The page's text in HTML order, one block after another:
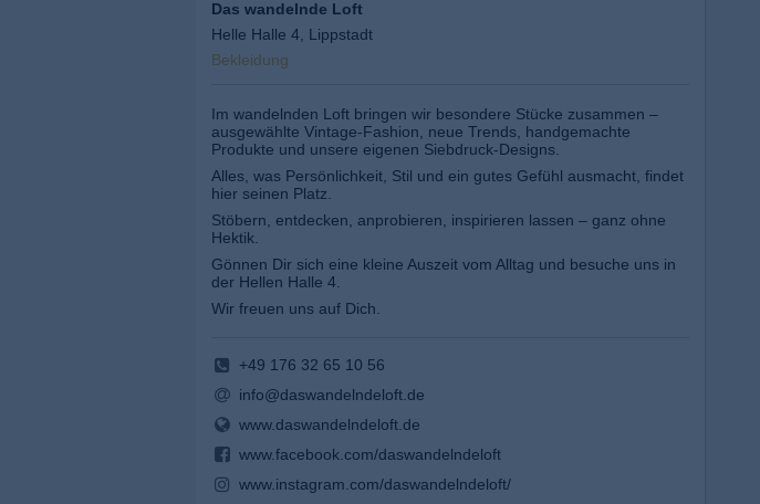
Das wandelnde Loft
Helle Halle 4, Lippstadt
Bekleidung
Im wandelnden Loft bringen wir besondere Stücke zusammen –
ausgewählte Vintage-Fashion, neue Trends, handgemachte
Produkte und unsere eigenen Siebdruck-Designs.
Alles, was Persönlichkeit, Stil und ein gutes Gefühl ausmacht, findet
hier seinen Platz.
Stöbern, entdecken, anprobieren, inspirieren lassen – ganz ohne
Hektik.
Gönnen Dir sich eine kleine Auszeit vom Alltag und besuche uns in
der Hellen Halle 4.
Wir freuen uns auf Dich.
+49 176 32 65 10 56
info@daswandelndeloft.de
www.daswandelndeloft.de
www.facebook.com/daswandelndeloft
www.instagram.com/daswandelndeloft/